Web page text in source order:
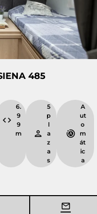
485
6.
9
9
m
5
p
l
a
z
a
s
A
ut
o
m
át
ic
a